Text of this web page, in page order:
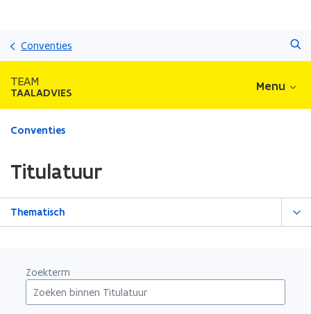
Conventies
TEAM
TAALADVIES Menu
Gedaan
zich
op:
Titulatuur
Conventies
Titulatuur
Thematisch
Zoekterm